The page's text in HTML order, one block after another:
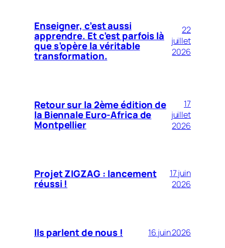
Enseigner, c’est aussi
apprendre. Et c’est parfois là
que s’opère la véritable
transformation.
22
juillet
2026
Retour sur la 2ème édition de
la Biennale Euro-Africa de
Montpellier
17
juillet
2026
Projet ZIGZAG : lancement
réussi !
17 juin
2026
Ils parlent de nous ! 16 juin 2026